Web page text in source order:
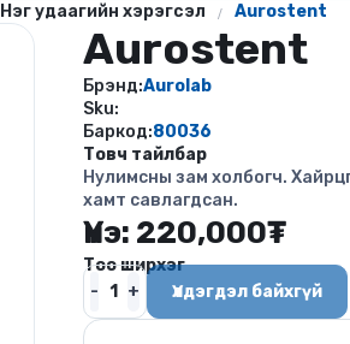
Нэг удаагийн хэрэгсэл Aurostent
Aurostent
Брэнд:Aurolab
Sku:
Баркод:80036
Товч тайлбар
Нулимсны зам холбогч.
хамт савлагдсан.
Үнэ: 220,000₮
Тоо ширхэг
Үлдэгдэл байхгүй